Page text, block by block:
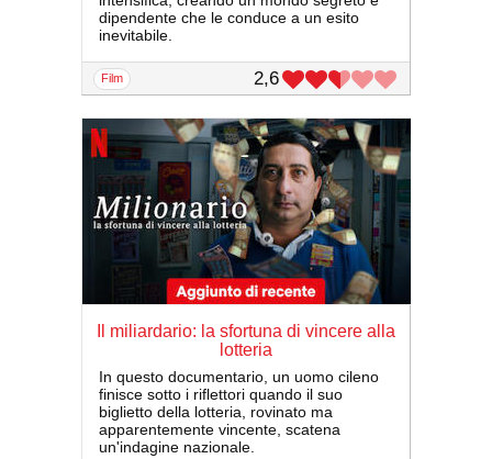
dipendente che le conduce a un esito
inevitabile.
film 2,6
Il miliardario: la sfortuna di vincere alla
lotteria
In questo documentario, un uomo cileno
finisce sotto i riflettori quando il suo
biglietto della lotteria, rovinato ma
apparentemente vincente, scatena
un'indagine nazionale.